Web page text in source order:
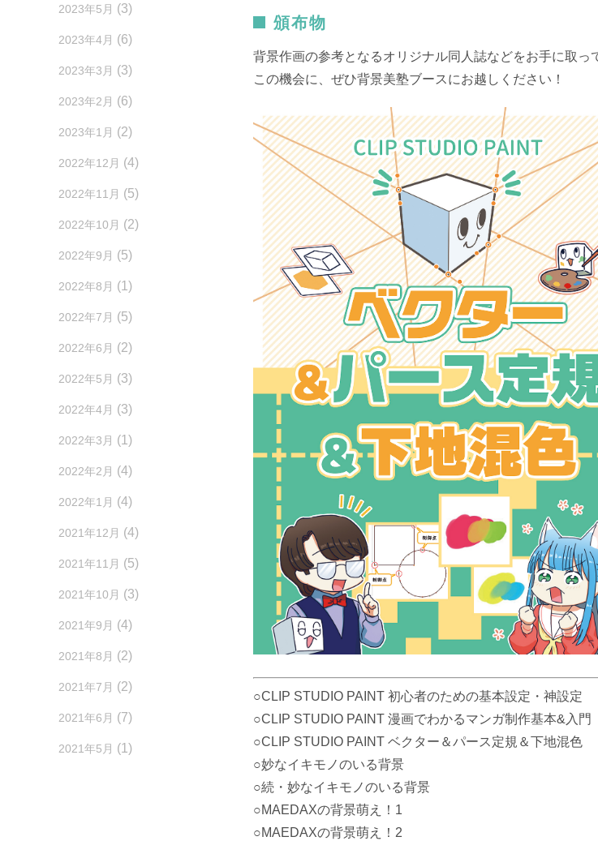
頒布物
背景作画の参考となるオリジナル同人誌などをお手に取っ
この機会に、ぜひ背景美塾ブースにお越しください！
○CLIP STUDIO PAINT 初心者のための基本設定・神設定
○CLIP STUDIO PAINT 漫画でわかるマンガ制作基本&入門
○CLIP STUDIO PAINT ベクター＆パース定規＆下地混色
○妙なイキモノのいる背景
○続・妙なイキモノのいる背景
○MAEDAXの背景萌え！1
○MAEDAXの背景萌え！2
2023年5月 (3)
2023年4月 (6)
2023年3月 (3)
2023年2月 (6)
2023年1月 (2)
2022年12月 (4)
2022年11月 (5)
2022年10月 (2)
2022年9月 (5)
2022年8月 (1)
2022年7月 (5)
2022年6月 (2)
2022年5月 (3)
2022年4月 (3)
2022年3月 (1)
2022年2月 (4)
2022年1月 (4)
2021年12月 (4)
2021年11月 (5)
2021年10月 (3)
2021年9月 (4)
2021年8月 (2)
2021年7月 (2)
2021年6月 (7)
2021年5月 (1)